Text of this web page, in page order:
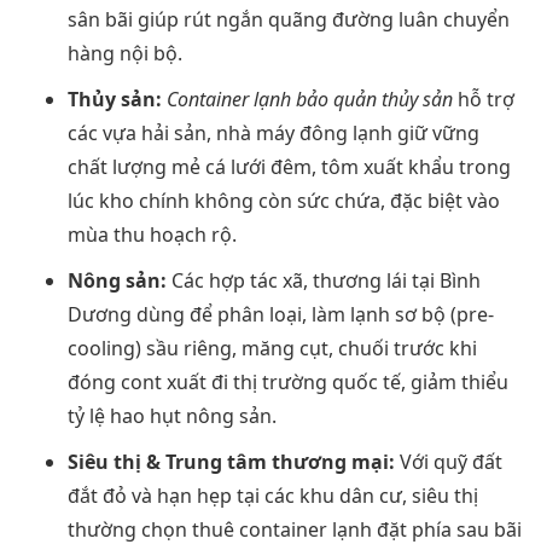
sân bãi giúp rút ngắn quãng đường luân chuyển
hàng nội bộ.
Thủy sản: Container lạnh bảo quản thủy sảnhỗ trợ
các vựa hải sản, nhà máy đông lạnh giữ vững
chất lượng mẻ cá lưới đêm, tôm xuất khẩu trong
lúc kho chính không còn sức chứa, đặc biệt vào
mùa thu hoạch rộ.
Nông sản: Các hợp tác xã, thương lái tại Bình
Dương dùng để phân loại, làm lạnh sơ bộ (pre-
cooling) sầu riêng, măng cụt, chuối trước khi
đóng cont xuất đi thị trường quốc tế, giảm thiểu
tỷ lệ hao hụt nông sản.
Siêu thị & Trung tâm thương mại: Với quỹ đất
đắt đỏ và hạn hẹp tại các khu dân cư, siêu thị
thường chọn thuê container lạnh đặt phía sau bãi